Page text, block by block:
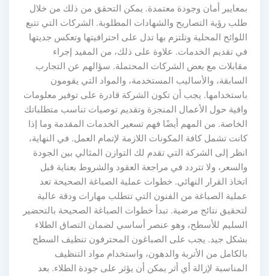
بمعايير أمان وجودة معتمدة. يمكن التحقق من ذلك من خلال
طلب رؤية التصاريح والشهادات المطلوبة. الشركات التي تتبع
اللوائح المحلية وتلتزم بها تدل على احترافيتها وتعكس جديتها
في تقديم الخدمات. علاوة على ذلك، من المفيد إجراء
مقابلات مع بعض الشركات المحتملة. سؤالهم عن التجارب
السابقة، والأساليب المستخدمة، والمواد التي يقومون
باستخدامها. يجب أن تكون الشركة قادرة على توفير معلومات
وافية حول الأعمال المنجزة وتقديم توصيات تناسب متطلباتك
الخاصة. من المهم أيضًا فهم تسعير الخدمات المقدمة وما إذا
كانت تشمل كافة المكونات اللازمة لإتمام العمل. في النهاية،
انظر إلى الشركة التي تقدم لك التوازن المثالي بين الجودة
والسعر، ولا تتردد في مراجعة العقود والشروط بعناية قبل
اتخاذ القرار النهائي. خطوات عملية الصباغة الصحيحة تعد
عملية الصباغة من الفنون التي تتطلب مهارات ودقة عالية
لتحقيق نتائج مرضية. تبدأ خطوات الصباغة الصحيحة بالتحضير
السليم للأسطح، وهو عنصر أساسي لضمان التصاق الطلاء
بشكل جيد. يجب على الصباغون المحترفون تنظيف السطح
بالكامل من الأتربة والدهون، واستخدام مواد التنظيف
المناسبة لإزالة أي أثر يمكن أن يؤثر على جودة الطلاء. بعد